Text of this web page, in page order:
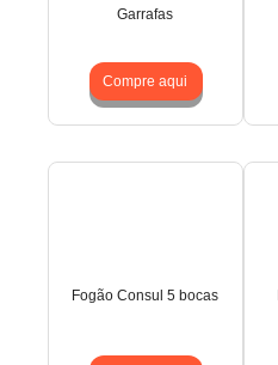
Garrafas
Compre aqui
Fogão Consul 5 bocas